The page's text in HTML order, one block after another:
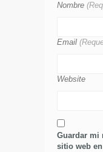
Nombre
Email
Website
Guardar mi
sitio web